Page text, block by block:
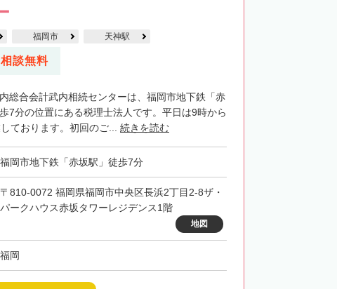
福岡市 天神駅
談無料
総合会計武内相続センターは、福岡市地下鉄「赤
7分の位置にある税理士法人です。平日は9時から
ております。初回のご... 続きを読む
福岡市地下鉄「赤坂駅」徒歩7分
〒810-0072 福岡県福岡市中央区長浜2丁目2-8ザ・
パークハウス赤坂タワーレジデンス1階
地図
福岡